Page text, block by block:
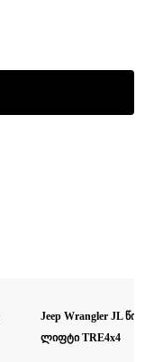
Jeep Wrangler JL წინა
ლიფტი TRE4x4